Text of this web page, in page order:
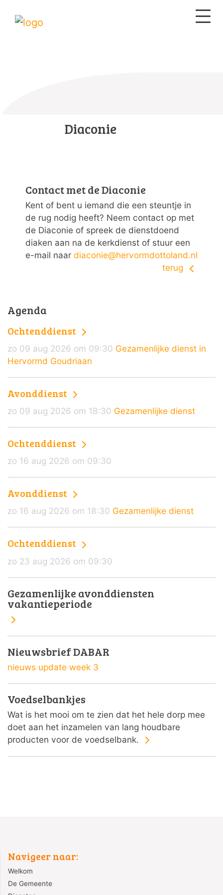
Diaconie
Contact met de Diaconie
Kent of bent u iemand die een steuntje in
de rug nodig heeft? Neem contact op met
de Diaconie of spreek de dienstdoend
diaken aan na de kerkdienst of stuur een
e-mail naar diaconie@hervormdottoland.nl
terug
Agenda
Ochtenddienst
zo 09 aug 2026 om 09:30 Gezamenlijke dienst in
Hervormd Goudriaan
Avonddienst
zo 09 aug 2026 om 18:30 Gezamenlijke dienst
Ochtenddienst
zo 16 aug 2026 om 09:30
Avonddienst
zo 16 aug 2026 om 18:30 Gezamenlijke dienst
Ochtenddienst
zo 23 aug 2026 om 09:30
Gezamenlijke avonddiensten
vakantieperiode
Nieuwsbrief DABAR
nieuws update week 3
Voedselbankjes
Wat is het mooi om te zien dat het hele dorp mee
doet aan het inzamelen van lang houdbare
producten voor de voedselbank.
Navigeer naar:
Welkom
De Gemeente